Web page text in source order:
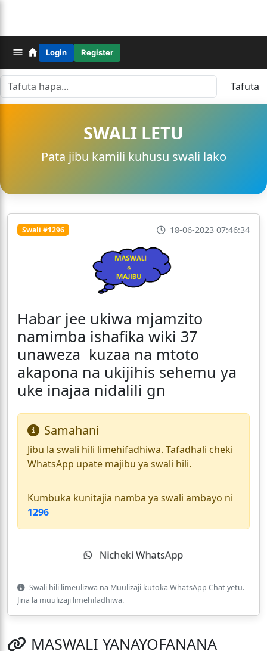
Login Register
Tafuta
SWALI LETU
Pata jibu kamili kuhusu swali lako
Swali #1296 18-06-2023 07:46:34
Habar jee ukiwa mjamzito
namimba ishafika wiki 37
unaweza kuzaa na mtoto
akapona na ukijihis sehemu ya
uke inajaa nidalili gn
Samahani
Jibu la swali hili limehifadhiwa. Tafadhali cheki
WhatsApp upate majibu ya swali hili.
Kumbuka kunitajia namba ya swali ambayo ni
1296
Nicheki WhatsApp
Swali hili limeulizwa na Muulizaji kutoka WhatsApp Chat yetu.
Jina la muulizaji limehifadhiwa.
MASWALI YANAYOFANANA